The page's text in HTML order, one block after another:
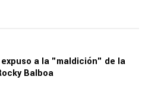
expuso a la "maldición" de la
Balboa